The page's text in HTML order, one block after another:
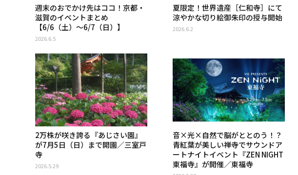
週末のおでかけ先はココ！京都・
滋賀のイベントまとめ
【6/6（土）〜6/7（日）】
2026.6.5
夏限定！世界遺産［仁和寺］にて
涼やかな切り絵御朱印の授与開始
2026.6.2
2万株が咲き誇る『あじさい園』
が7月5日（日）まで開園／三室戸
寺
2026.5.29
音×光×自然で脳がととのう！？
青紅葉が美しい禅寺でサウンドア
ートナイトイベント『ZEN NIGHT
東福寺』が開催／東福寺